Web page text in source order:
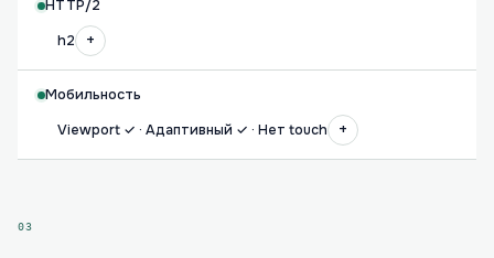
HTTP/2
h2
+
Мобильность
Viewport ✓ · Адаптивный ✓ · Нет touch
+
03